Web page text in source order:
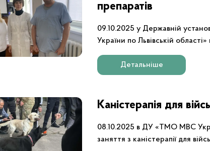
препаратів
09.10.2025 у Державній
України по Львівській
препаратівДетальніше
Каністерапія для
08.10.2025 в ДУ «ТМО МВС
заняття з каністерапії для